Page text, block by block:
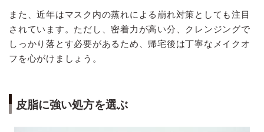
また、近年はマスク内の蒸れによる崩れ対策としても注目
されています。ただし、密着力が高い分、クレンジングで
しっかり落とす必要があるため、帰宅後は丁寧なメイクオ
フを心がけましょう。
皮脂に強い処方を選ぶ